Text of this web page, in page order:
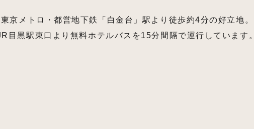
東京メトロ・都営地下鉄「白金台」駅より徒歩約4分の好立地。
目黒駅東口より無料ホテルバスを15分間隔で運行しています。